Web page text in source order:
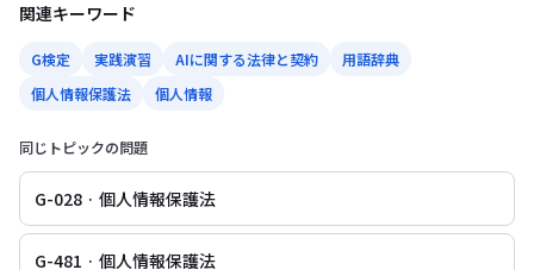
関連キーワード
G検定 実践演習 AIに関する法律と契約
用語辞典
個人情報保護法
個人情報
同じトピックの問題
G-028 · 個人情報保護法
G-481 · 個人情報保護法